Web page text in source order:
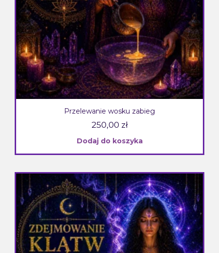
Przelewanie wosku zabieg
250,00 zł
Dodaj do koszyka